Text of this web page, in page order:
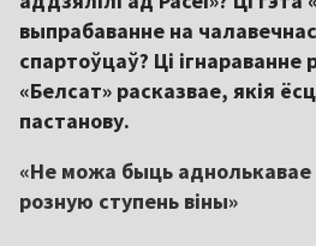
выпрабаванне на
спартоўцаў? Ці ігнараванне
«Белсат» расказвае, якія
пастанову.
«Не можа быць аднолькавае
розную ступень віны»